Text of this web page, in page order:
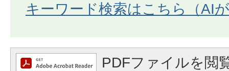
キーワード検索はこちら（AI
PDFファイルを閲